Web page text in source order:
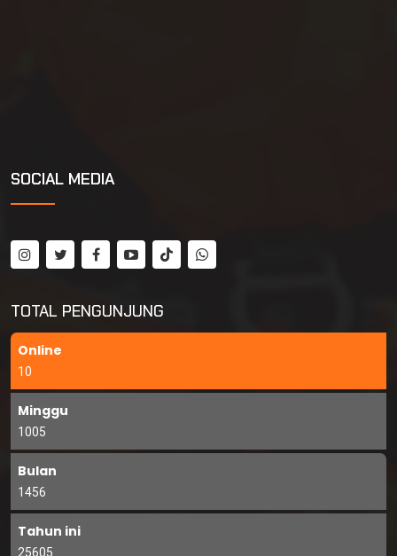
SOCIAL MEDIA
TOTAL PENGUNJUNG
Online
10
Minggu
1005
Bulan
1456
Tahun ini
25605